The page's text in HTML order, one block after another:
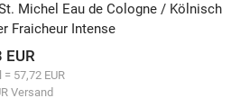
Michel Eau de Cologne / Kölnisch
Fraicheur Intense
EUR
= 57,72 EUR
Versand